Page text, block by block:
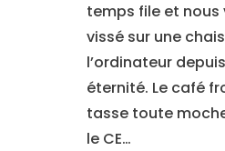
temps file et nous
vissé sur une
l’ordinateur
éternité. Le café
tasse toute
le CE…